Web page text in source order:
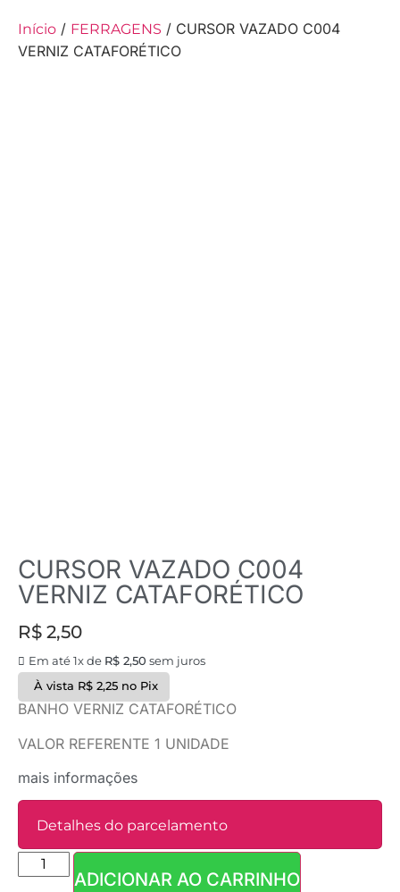
Início / FERRAGENS / CURSOR VAZADO C004
VERNIZ CATAFORÉTICO
CURSOR VAZADO C004
VERNIZ CATAFORÉTICO
R$ 2,50
Em até 1x de R$ 2,50 sem juros
À vista R$2,25 no Pix
BANHO VERNIZ CATAFORÉTICO
VALOR REFERENTE 1 UNIDADE
mais informações
Detalhes do parcelamento
Parcelas:ADICIONAR AO CARRINHO